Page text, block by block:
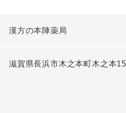
漢方の本陣薬局
滋賀県長浜市木之本町木之本